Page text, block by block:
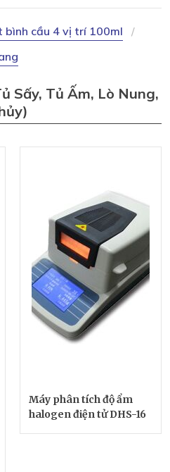
bình cầu 4 vị trí 100ml
Sấy, Tủ Ấm, Lò Nung,
Máy phân tích độ ẩm
halogen điện tử DHS-16